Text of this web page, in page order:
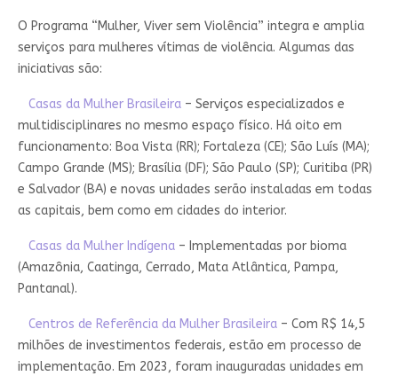
O Programa “Mulher, Viver sem Violência” integra e amplia
serviços para mulheres vítimas de violência. Algumas das
iniciativas são:
Casas da Mulher Brasileira– Serviços especializados e
multidisciplinares no mesmo espaço físico. Há oito em
funcionamento: Boa Vista (RR); Fortaleza (CE); São Luís (MA);
Campo Grande (MS); Brasília (DF); São Paulo (SP); Curitiba (PR)
e Salvador (BA) e novas unidades serão instaladas em todas
as capitais, bem como em cidades do interior.
Casas da Mulher Indígena– Implementadas por bioma
(Amazônia, Caatinga, Cerrado, Mata Atlântica, Pampa,
Pantanal).
Centros de Referência da Mulher Brasileira– Com R$ 14,5
milhões de investimentos federais, estão em processo de
implementação. Em 2023, foram inauguradas unidades em